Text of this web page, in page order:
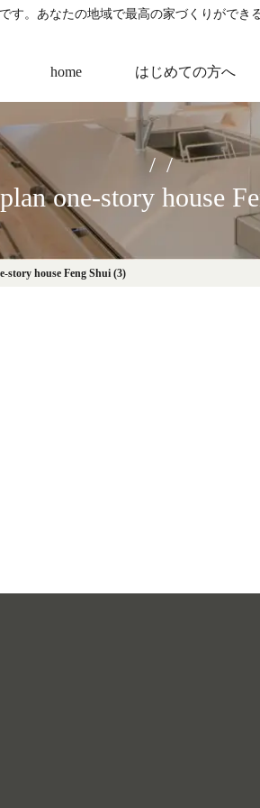
す。あなたの地域で最高の家づくりがで
home はじめての方へ
one-story house
story house Feng Shui (3)